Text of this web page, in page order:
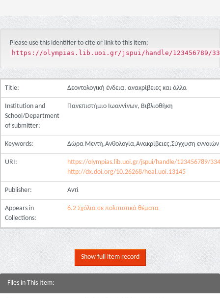
Please use this identifier to cite or link to this item:
https://olympias.lib.uoi.gr/jspui/handle/123456789/
Title: Δεοντολογική ένδεια, ανακρίβειες και άλλα
Institution and
School/Department
of submitter:
Πανεπιστήμιο Ιωαννίνων, Βιβλιοθήκη
Keywords: Δώρα Μεντή,Ανθολογία,Ανακρίβειες,Σύγχυση εννοιών
URI:
https://olympias.lib.uoi.gr/jspui/handle/123456789/
http://dx.doi.org/10.26268/heal.uoi.13145
Publisher: Αντί
Appears in
Collections:
6.2 Σχόλια σε πολιτιστικά θέματα
Show full item record
Files in This Item: